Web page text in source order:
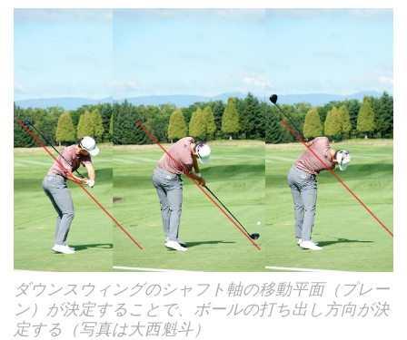
ダウンスウィングのシャフト軸の移動平面（プレー
ン）が決定することで、ボールの打ち出し方向が決
定する（写真は大西魁斗）